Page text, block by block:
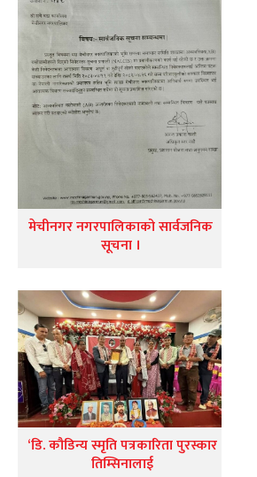
मेचीनगर नगरपालिकाको सार्वजनिक
सूचना ।
‘डि. कौडिन्य स्मृति पत्रकारिता पुरस्कार
तिम्सिनालाई